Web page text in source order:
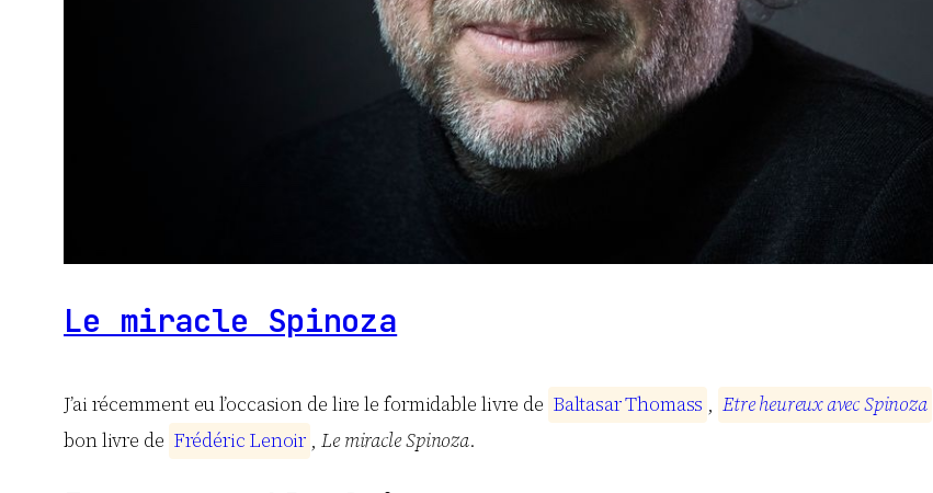
Le miracle Spinoza
J’ai récemment eu l’occasion de lire le formidable livre de BaltasarThomass , EtreheureuxavecSpinoza
bon livre de Frédéric Lenoir , Le miracle Spinoza.